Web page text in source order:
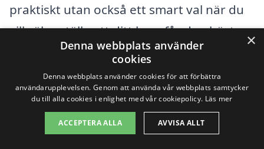
praktiskt utan också ett smart val när du
vill säkerställa att ditt hem får den bästa
behandlingen. Här är några exempel på
städer nära Onslunda där du kan hitta
hjälp med fasadmålning:
Tomelilla
×
Denna webbplats använder
cookies
Denna webbplats använder cookies för att förbättra
användarupplevelsen. Genom att använda vår webbplats samtycker
du till alla cookies i enlighet med vår cookiepolicy. Läs mer
ACCEPTERA ALLA AVVISA ALLT